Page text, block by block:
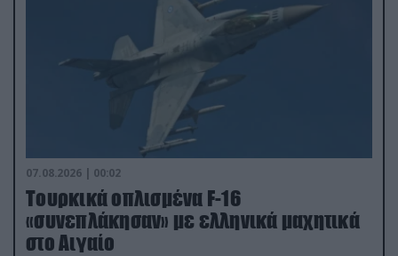
07.08.2026 | 00:02
Τουρκικά οπλισμένα F-16
«συνεπλάκησαν» με ελληνικά μαχητικά
στο Αιγαίο